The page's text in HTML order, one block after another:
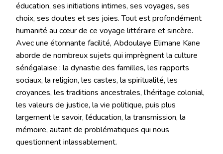
éducation, ses initiations intimes, ses voyages, ses
choix, ses doutes et ses joies. Tout est profondément
humanité au cœur de ce voyage littéraire et sincère.
Avec une étonnante facilité, Abdoulaye Elimane Kane
aborde de nombreux sujets qui imprègnent la culture
sénégalaise : la dynastie des familles, les rapports
sociaux, la religion, les castes, la spiritualité, les
croyances, les traditions ancestrales, l’héritage colonial,
les valeurs de justice, la vie politique, puis plus
largement le savoir, l’éducation, la transmission, la
mémoire, autant de problématiques qui nous
questionnent inlassablement.